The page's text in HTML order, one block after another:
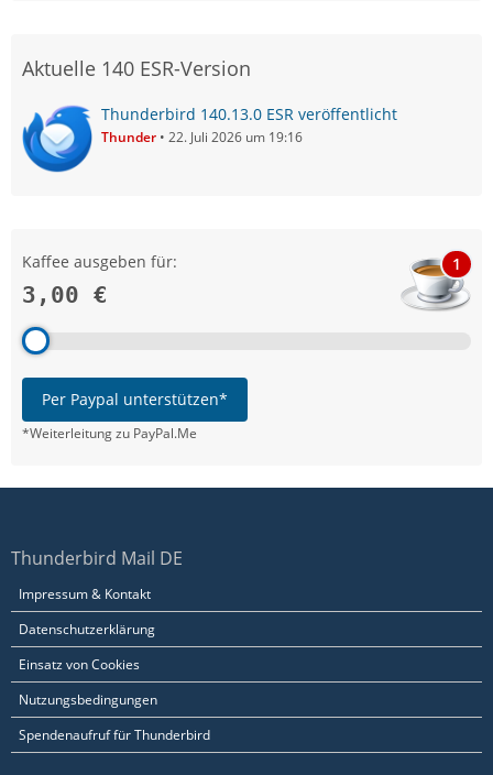
Aktuelle 140 ESR-Version
Thunderbird 140.13.0 ESR veröffentlicht
Thunder 22. Juli 2026 um 19:16
Kaffee ausgeben für:
3,00 €
1
Per Paypal unterstützen*
*Weiterleitung zu PayPal.Me
Thunderbird Mail DE
Impressum & Kontakt
Datenschutzerklärung
Einsatz von Cookies
Nutzungsbedingungen
Spendenaufruf für Thunderbird